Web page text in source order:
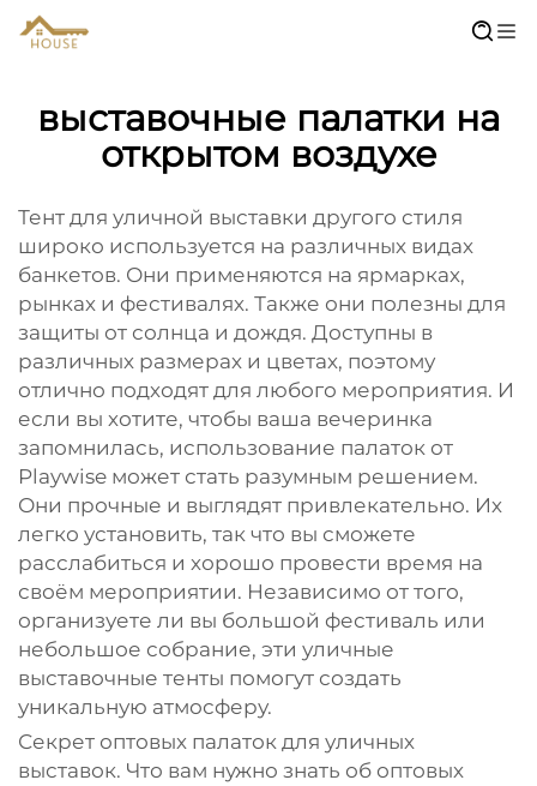
выставочные палатки на
открытом воздухе
Тент для уличной выставки другого стиля
широко используется на различных видах
банкетов. Они применяются на ярмарках,
рынках и фестивалях. Также они полезны для
защиты от солнца и дождя. Доступны в
различных размерах и цветах, поэтому
отлично подходят для любого мероприятия. И
если вы хотите, чтобы ваша вечеринка
запомнилась, использование палаток от
Playwise может стать разумным решением.
Они прочные и выглядят привлекательно. Их
легко установить, так что вы сможете
расслабиться и хорошо провести время на
своём мероприятии. Независимо от того,
организуете ли вы большой фестиваль или
небольшое собрание, эти уличные
выставочные тенты помогут создать
уникальную атмосферу.
Секрет оптовых палаток для уличных
выставок. Что вам нужно знать об оптовых